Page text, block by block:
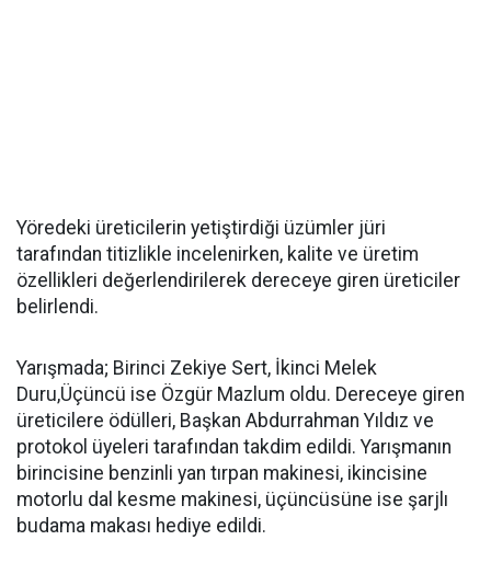
Yöredeki üreticilerin yetiştirdiği üzümler jüri
tarafından titizlikle incelenirken, kalite ve üretim
özellikleri değerlendirilerek dereceye giren üreticiler
belirlendi.
Yarışmada; Birinci Zekiye Sert, İkinci Melek
Duru,Üçüncü ise Özgür Mazlum oldu. Dereceye giren
üreticilere ödülleri, Başkan Abdurrahman Yıldız ve
protokol üyeleri tarafından takdim edildi. Yarışmanın
birincisine benzinli yan tırpan makinesi, ikincisine
motorlu dal kesme makinesi, üçüncüsüne ise şarjlı
budama makası hediye edildi.